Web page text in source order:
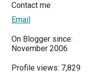
Contact me
Email
On Blogger since:
November 2006
Profile views: 7,829